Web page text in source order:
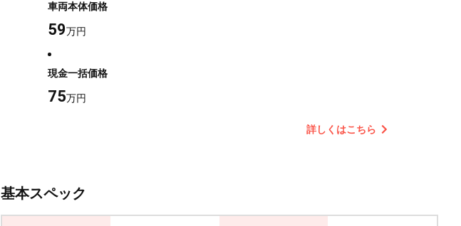
車両本体価格
59万円
現金一括価格
75万円
詳しくはこちら
基本スペック